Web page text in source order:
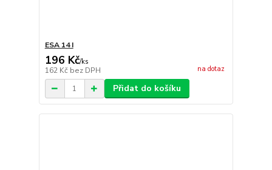
ESA 14 I
196 Kč/ks
162 Kč bez DPH na dotaz
Přidat do košíku